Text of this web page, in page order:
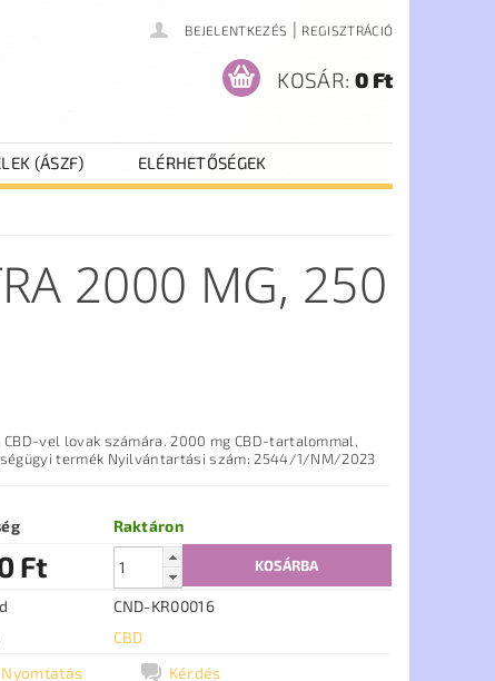
BEJELENTKEZÉS | REGISZTRÁCIÓ
KOSÁR: 0 Ft
(ÁSZF) ELÉRHETŐSÉGEK
2000 MG, 250
CBD-vel lovak számára. 2000 mg CBD-tartalommal,
szám: 2544/1/NM/2023
Raktáron
Ft
CND-KR00016
CBD
Nyomtatás
Kérdés